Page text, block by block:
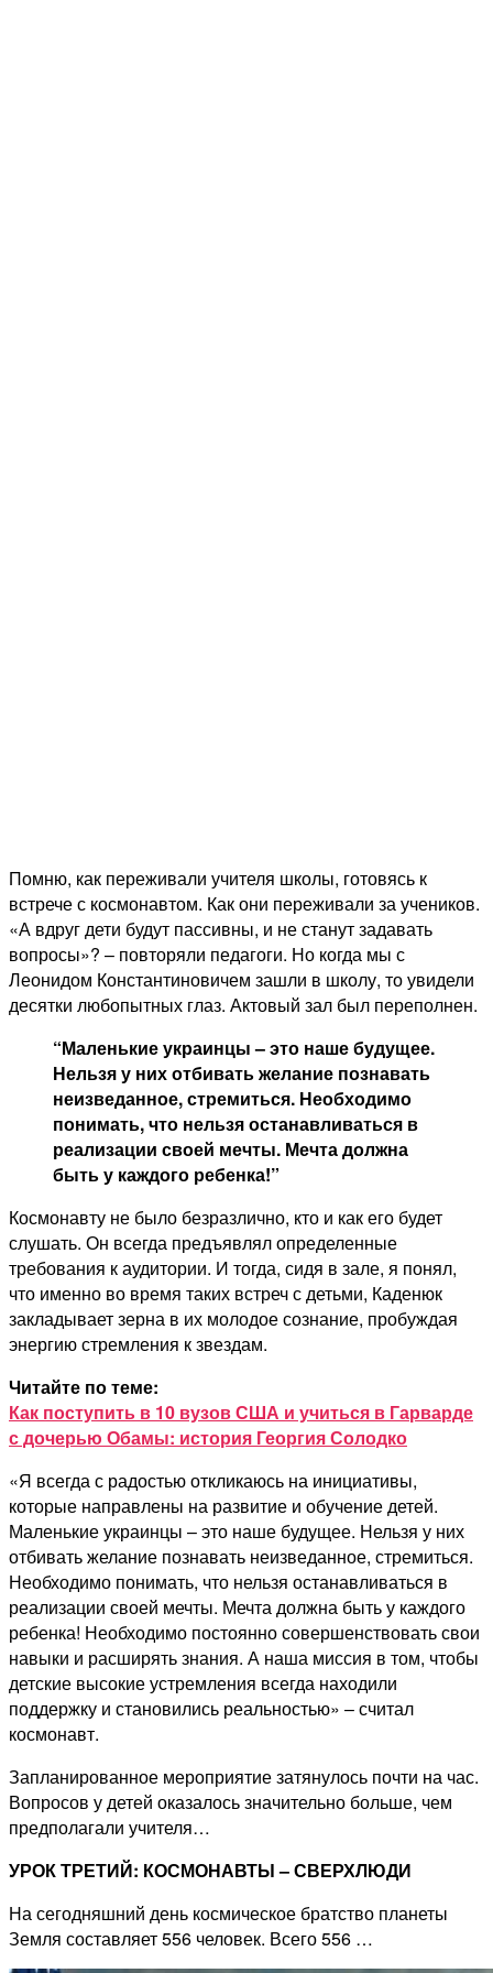
Помню, как переживали учителя школы, готовясь к
встрече с космонавтом. Как они переживали за учеников.
«А вдруг дети будут пассивны, и не станут задавать
вопросы»? – повторяли педагоги. Но когда мы с
Леонидом Константиновичем зашли в школу, то увидели
десятки любопытных глаз. Актовый зал был переполнен.
“Маленькие украинцы – это наше будущее.
Нельзя у них отбивать желание познавать
неизведанное, стремиться. Необходимо
понимать, что нельзя останавливаться в
реализации своей мечты. Мечта должна
быть у каждого ребенка!”
Космонавту не было безразлично, кто и как его будет
слушать. Он всегда предъявлял определенные
требования к аудитории. И тогда, сидя в зале, я понял,
что именно во время таких встреч с детьми, Каденюк
закладывает зерна в их молодое сознание, пробуждая
энергию стремления к звездам.
Читайте по теме:
Как поступить в 10 вузов США и учиться в Гарварде
с дочерью Обамы: история Георгия Солодко
«Я всегда с радостью откликаюсь на инициативы,
которые направлены на развитие и обучение детей.
Маленькие украинцы – это наше будущее. Нельзя у них
отбивать желание познавать неизведанное, стремиться.
Необходимо понимать, что нельзя останавливаться в
реализации своей мечты. Мечта должна быть у каждого
ребенка! Необходимо постоянно совершенствовать свои
навыки и расширять знания. А наша миссия в том, чтобы
детские высокие устремления всегда находили
поддержку и становились реальностью» – считал
космонавт.
Запланированное мероприятие затянулось почти на час.
Вопросов у детей оказалось значительно больше, чем
предполагали учителя…
УРОК ТРЕТИЙ: КОСМОНАВТЫ – СВЕРХЛЮДИ
На сегодняшний день космическое братство планеты
Земля составляет 556 человек. Всего 556 …